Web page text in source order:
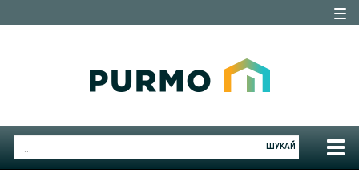
ШУКАЙ